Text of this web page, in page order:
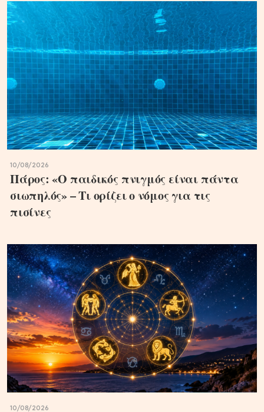
10/08/2026
Πάρος: «Ο παιδικός πνιγμός είναι πάντα
σιωπηλός» – Τι ορίζει ο νόμος για τις
πισίνες
10/08/2026